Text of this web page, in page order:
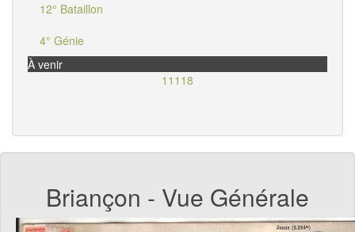
12° Bataillon
4° Génie
À venir
11118
Briançon - Vue Générale